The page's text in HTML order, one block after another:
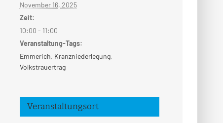
November 16, 2025
Zeit:
10:00 - 11:00
Veranstaltung-Tags:
Emmerich, Kranzniederlegung,
Volkstrauertrag
Veranstaltungsort